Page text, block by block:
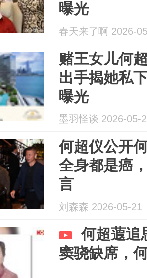
曝光
春天来了啊 2026-
赌王女儿何
出手揭她私
曝光
墨羽怪谈 2026-05-
何超仪公开
全身都是癌
言
刘森森 2026-05-21
何超蕸追
窦骁缺席，